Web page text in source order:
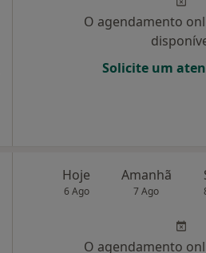
O agendamento
Solicite um
Hoje
6 Ago
Amanhã
7 Ago
O agendamento